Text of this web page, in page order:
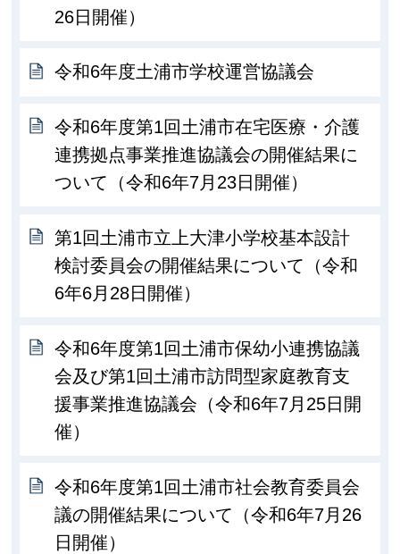
26日開催）
令和6年度土浦市学校運営協議会
令和6年度第1回土浦市在宅医療・介護
連携拠点事業推進協議会の開催結果に
ついて（令和6年7月23日開催）
第1回土浦市立上大津小学校基本設計
検討委員会の開催結果について（令和
6年6月28日開催）
令和6年度第1回土浦市保幼小連携協議
会及び第1回土浦市訪問型家庭教育支
援事業推進協議会（令和6年7月25日開
催）
令和6年度第1回土浦市社会教育委員会
議の開催結果について（令和6年7月26
日開催）